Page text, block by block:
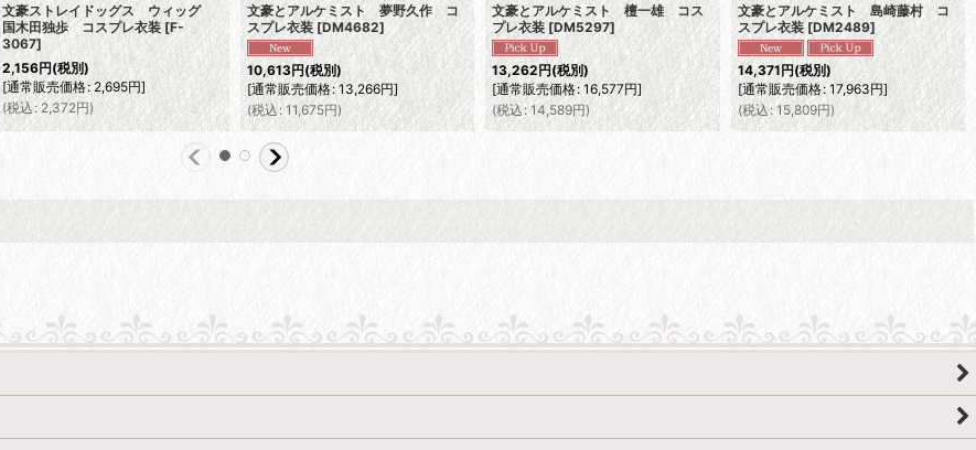
文豪ストレイドッグス ウィッグ
国木田独歩 コスプレ衣装 [F-
3067]
2,156円(税別)
[通常販売価格: 2,695円]
(税込: 2,372円)
文豪とアルケミスト 夢野久作 コ
スプレ衣装 [DM4682]
10,613円(税別)
[通常販売価格: 13,266円]
(税込: 11,675円)
文豪とアルケミスト 檀一雄 コス
プレ衣装 [DM5297]
13,262円(税別)
[通常販売価格: 16,577円]
(税込: 14,589円)
文豪とアルケミスト 島崎藤村 コ
スプレ衣装 [DM2489]
14,371円(税別)
[通常販売価格: 17,963円]
(税込: 15,809円)